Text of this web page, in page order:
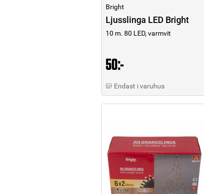
Bright
Ljusslinga LED Bright
10 m. 80 LED, varmvit
50:-
Endast i varuhus